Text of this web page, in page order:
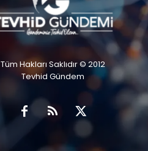
Tüm Hakları Saklıdır © 2012
Tevhid Gündem